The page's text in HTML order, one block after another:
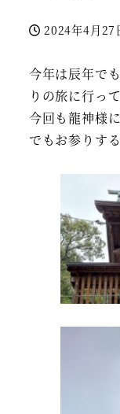
投稿日
2024年4月27
今年は辰年で
りの旅に行っ
今回も龍神様
でもお参りす